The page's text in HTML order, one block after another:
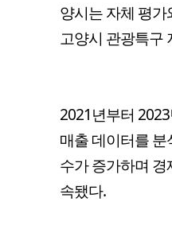
양시는 자체 평
고양시 관광특구
2021년부터
매출 데이터를
수가 증가하며
속됐다.